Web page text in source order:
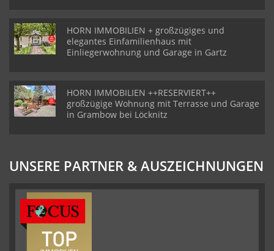
HORN IMMOBILIEN + großzügiges und
elegantes Einfamilienhaus mit
Einliegerwohnung und Garage in Gartz
HORN IMMOBILIEN ++RESERVIERT++
großzügige Wohnung mit Terrasse und Garage
in Grambow bei Löcknitz
UNSERE PARTNER & AUSZEICHNUNGEN